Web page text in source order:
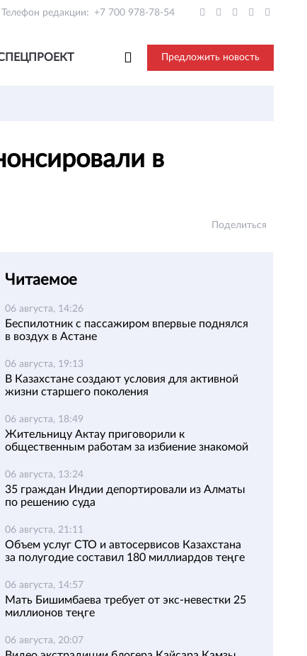
Телефон редакции: +7 700 978-78-54
Предложить новость
в
Поделиться
Читаемое
06 августа, 14:26
Беспилотник с пассажиром впервые поднялся
в воздух в Астане
06 августа, 19:13
В Казахстане создают условия для активной
жизни старшего поколения
06 августа, 18:49
Жительницу Актау приговорили к
общественным работам за избиение знакомой
06 августа, 13:24
35 граждан Индии депортировали из Алматы
по решению суда
06 августа, 21:11
Объем услуг СТО и автосервисов Казахстана
за полугодие составил 180 миллиардов теңге
06 августа, 14:57
Мать Бишимбаева требует от экс-невестки 25
миллионов теңге
06 августа, 20:07